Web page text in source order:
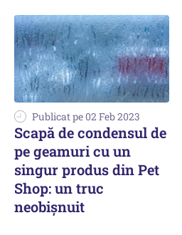
Publicat pe 02 Feb 2023
Scapă de condensul de
pe geamuri cu un
singur produs din Pet
Shop: un truc
neobișnuit